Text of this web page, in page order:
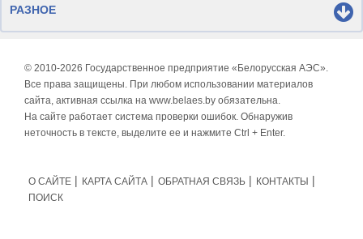
РАЗНОЕ
© 2010-2026 Государственное предприятие «Белорусская АЭС».
Все права защищены. При любом использовании материалов
сайта, активная ссылка на www.belaes.by обязательна.
На сайте работает система проверки ошибок. Обнаружив
неточность в тексте, выделите ее и нажмите Ctrl + Enter.
О САЙТЕ КАРТА САЙТА ОБРАТНАЯ СВЯЗЬ
КОНТАКТЫ
ПОИСК